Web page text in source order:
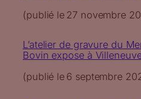
(publié le 27 novembre
L’atelier de gravure du
Bovin expose à
(publié le 6 septembre